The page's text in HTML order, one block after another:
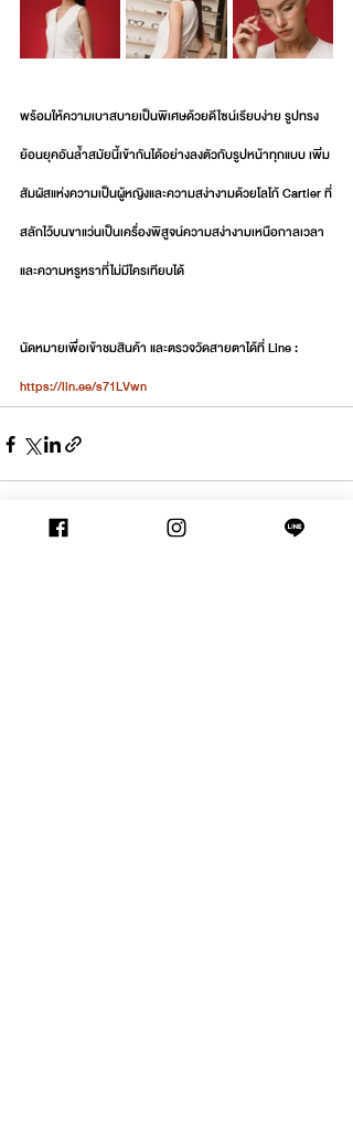
พร้อมให้ความเบาสบายเป็นพิเศษด้วยดีไซน์เรียบง่าย รูปทรง
ย้อนยุคอันล้ำสมัยนี้เข้ากันได้อย่างลงตัวกับรูปหน้าทุกแบบ เพิ่ม
สัมผัสแห่งความเป็นผู้หญิงและความสง่างามด้วยโลโก้ Cartier ที่
สลักไว้บนขาแว่นเป็นเครื่องพิสูจน์ความสง่างามเหนือกาลเวลา
และความหรูหราที่ไม่มีใครเทียบได้
นัดหมายเพื่อเข้าชมสินค้า และตรวจวัดสายตาได้ที่ Line :
https://lin.ee/s71LVwn